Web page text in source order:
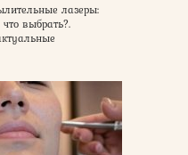
лазеры:
выбрать?.